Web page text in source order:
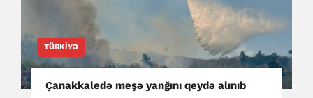
TÜRKIYƏ
Çanakkaledə meşə yanğını qeydə alınıb